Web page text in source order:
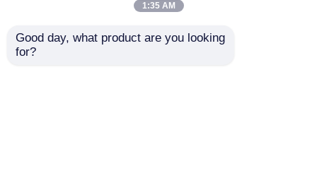
1:35 AM
Good day, what product are you looking
for?